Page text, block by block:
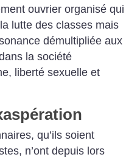
ouvrier organisé qui
lutte des classes mais
démultipliée aux
la société
liberté sexuelle et
qu’ils soient
n’ont depuis lors